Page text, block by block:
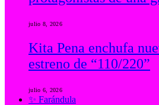
julio 8, 2026
Kita Pena enchufa
estreno de “110/220”
julio 6, 2026
✨ Farándula